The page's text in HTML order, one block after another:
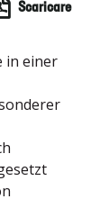
Scaricare
in einer